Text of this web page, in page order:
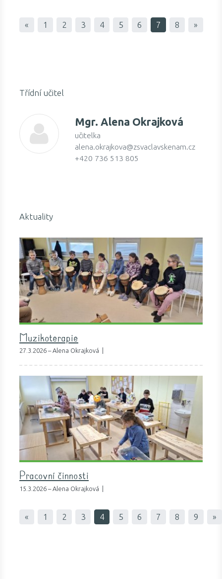
« 1 2 3 4 5 6 7 8 »
Třídní učitel
Mgr. Alena Okrajková
učitelka
alena.okrajkova@zsvaclavskenam.cz
+420 736 513 805
Aktuality
Muzikoterapie
27.3.2026 – Alena Okrajková |
Pracovní činnosti
15.3.2026 – Alena Okrajková |
« 1 2 3 4 5 6 7 8 9 »